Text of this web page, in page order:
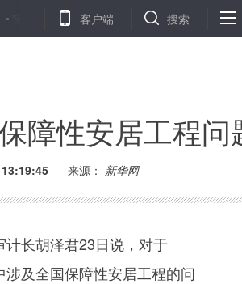
：800多人因央企审计查出问题受处分
客户端 搜索
障性安居工程问
来源： 新华网
长胡泽君23日说，对于
及全国保障性安居工程的问